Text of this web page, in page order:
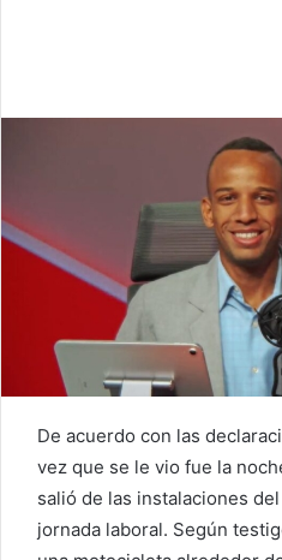
De acuerdo con las
vez que se le vio fue la
salió de las instalaciones
jornada laboral. Según